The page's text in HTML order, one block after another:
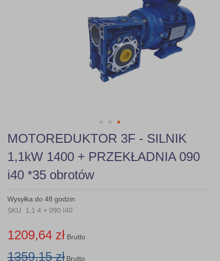
Skip
to
the
beginning
of
the
gallery
MOTOREDUKTOR 3F - SILNIK
1,1kW 1400 + PRZEKŁADNIA 090
i40 *35 obrotów
Wysyłka do 48 godzin
SKU
1,1 4 + 090 I40
1209,64 zł Brutto
1359,15 zł Brutto